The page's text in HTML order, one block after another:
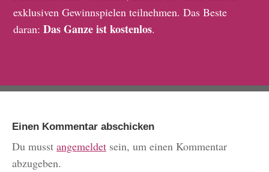
exklusiven Gewinnspielen teilnehmen. Das Beste
daran:Das Ganze ist kostenlos.
Einen Kommentar abschicken
Du musst angemeldet sein, um einen Kommentar
abzugeben.